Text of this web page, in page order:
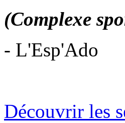
(Complexe
- L'Esp'Ado
Découvrir les